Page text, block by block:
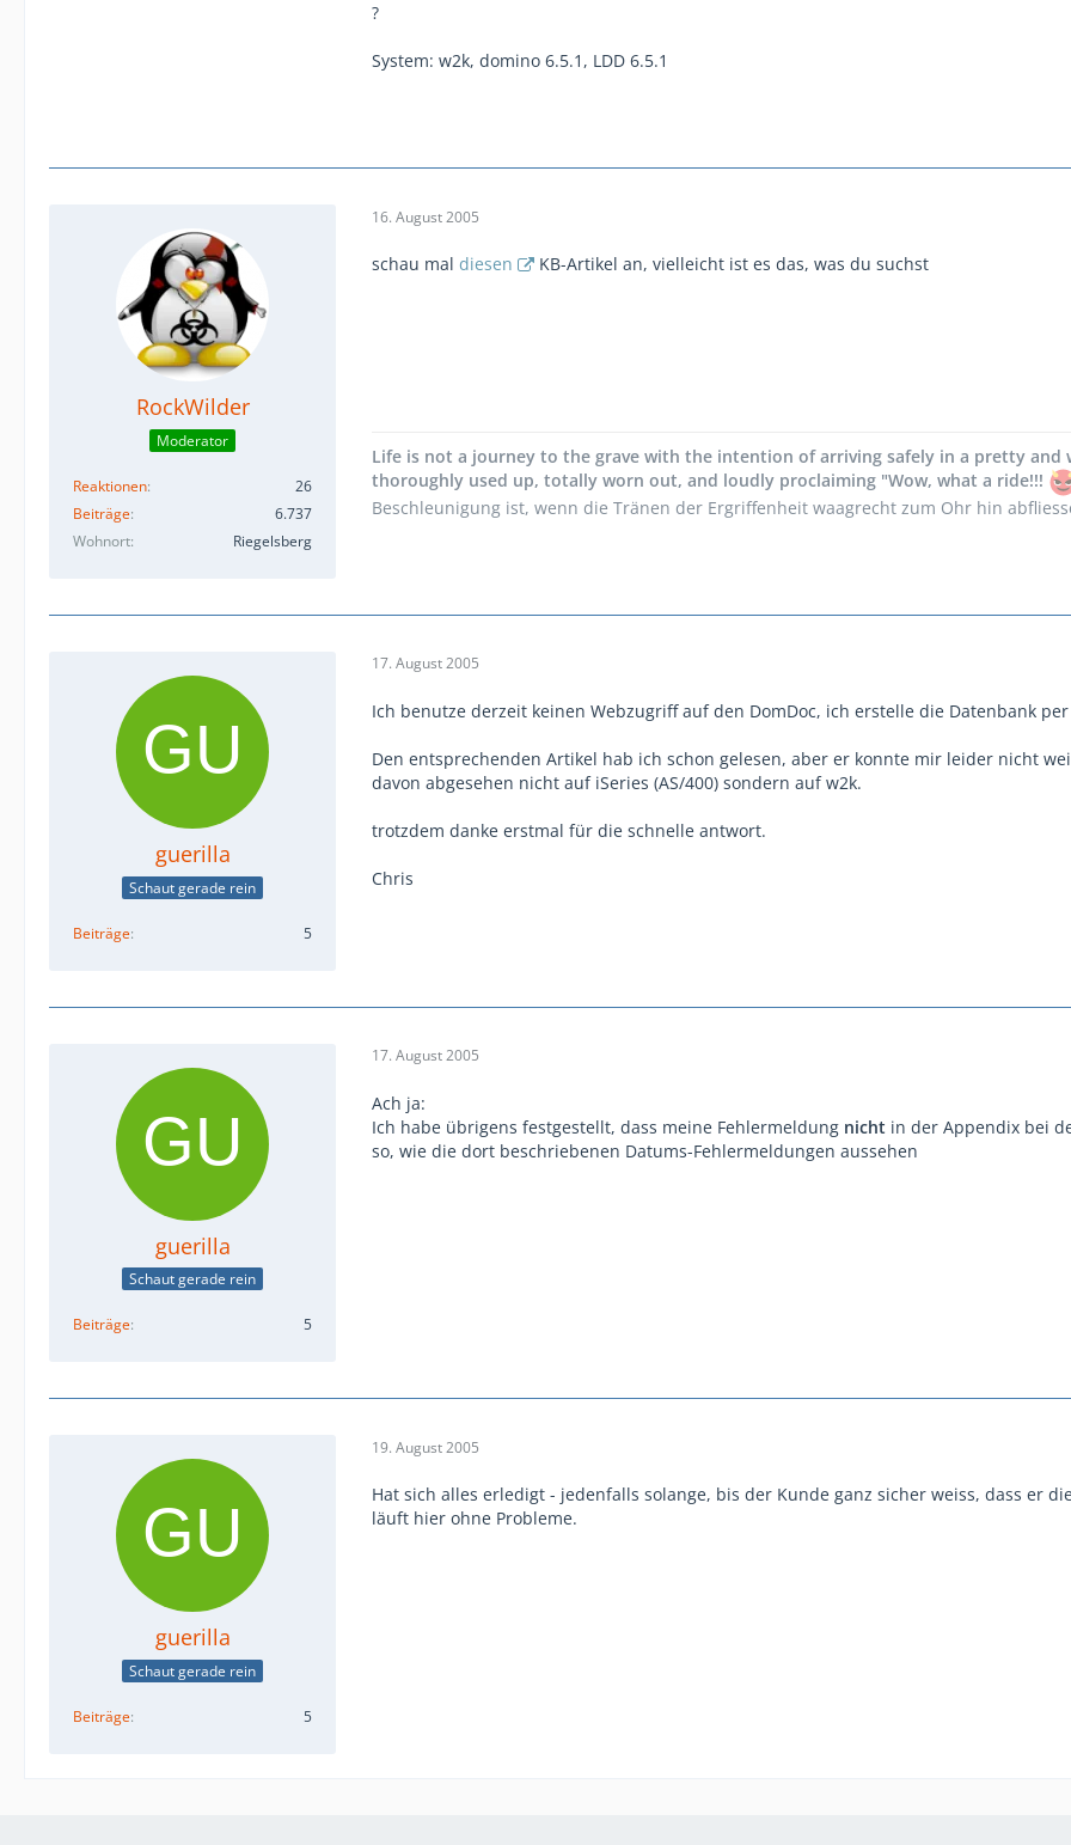
?
System: w2k, domino 6.5.1, LDD 6.5.1
RockWilder
Moderator
Reaktionen
26
Beiträge
6.737
Wohnort
Riegelsberg
16. August 2005
schau mal diesen KB-Artikel an, vielleicht ist es das, was du suchst
Life is not a journey to the grave with the intention of arriving safely in a pretty
thoroughly used up, totally worn out, and loudly proclaiming "Wow, what a ride!!!
Beschleunigung ist, wenn die Tränen der Ergriffenheit waagrecht zum Ohr hin
guerilla
Schaut gerade rein
Beiträge 5
17. August 2005
Ich benutze derzeit keinen Webzugriff auf den DomDoc, ich erstelle die Datenbank
Den entsprechenden Artikel hab ich schon gelesen, aber er konnte mir leider nicht
davon abgesehen nicht auf iSeries (AS/400) sondern auf w2k.
trotzdem danke erstmal für die schnelle antwort.
Chris
guerilla
Schaut gerade rein
Beiträge 5
17. August 2005
Ach ja:
Ich habe übrigens festgestellt, dass meine Fehlermeldung nicht in der Appendix bei
so, wie die dort beschriebenen Datums-Fehlermeldungen aussehen
guerilla
Schaut gerade rein
Beiträge 5
19. August 2005
Hat sich alles erledigt - jedenfalls solange, bis der Kunde ganz sicher weiss, dass er
läuft hier ohne Probleme.